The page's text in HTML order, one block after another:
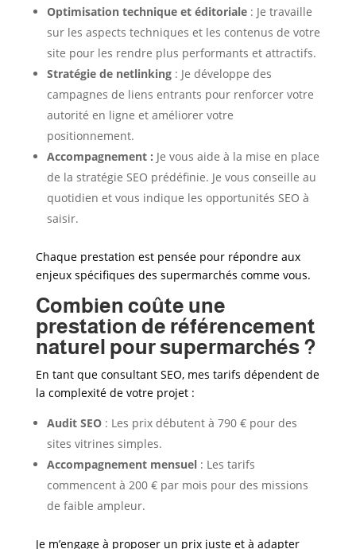
Optimisation technique et éditoriale: Je travaille
sur les aspects techniques et les contenus de votre
site pour les rendre plus performants et attractifs.
Stratégie de netlinking: Je développe des
campagnes de liens entrants pour renforcer votre
autorité en ligne et améliorer votre
positionnement.
Accompagnement : Je vous aide à la mise en place
de la stratégie SEO prédéfinie. Je vous conseille au
quotidien et vous indique les opportunités SEO à
saisir.
Chaque prestation est pensée pour répondre aux
enjeux spécifiques des supermarchés comme vous.
Combien coûte une
prestation de référencement
naturel pour supermarchés ?
En tant que consultant SEO, mes tarifs dépendent de
la complexité de votre projet :
Audit SEO: Les prix débutent à 790 € pour des
sites vitrines simples.
Accompagnement mensuel: Les tarifs
commencent à 200 € par mois pour des missions
de faible ampleur.
Je m’engage à proposer un prix juste et à adapter